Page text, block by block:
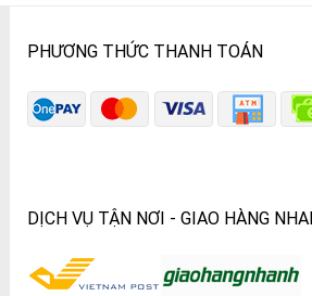
PHƯƠNG THỨC THANH TOÁN
DỊCH VỤ TẬN NƠI - GIAO HÀNG